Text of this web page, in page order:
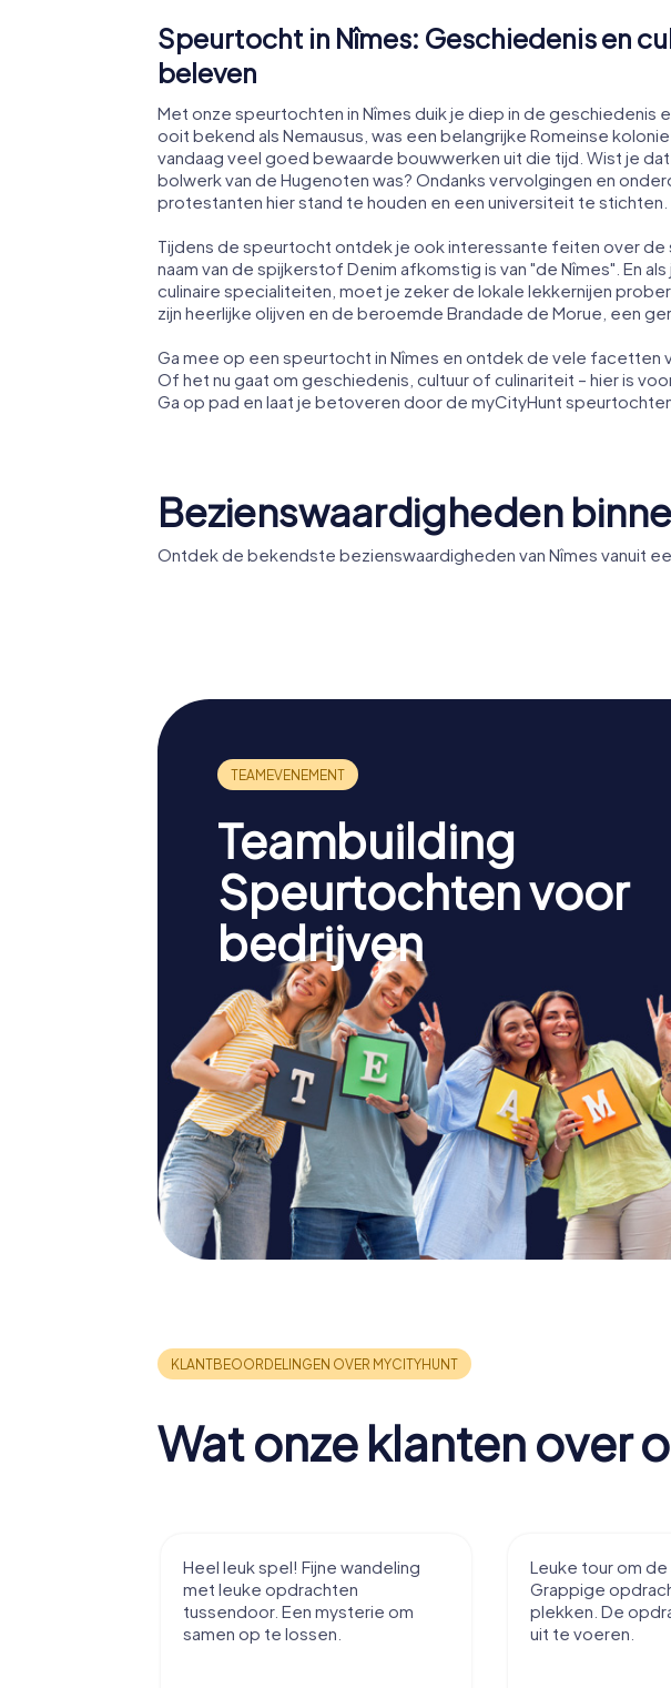
Speurtocht in Nîmes: Geschiedenis en
beleven
Met onze speurtochten in Nîmes duik je diep in de geschiedenis
ooit bekend als Nemausus, was een belangrijke Romeinse
vandaag veel goed bewaarde bouwwerken uit die tijd. Wist je dat
bolwerk van de Hugenoten was? Ondanks vervolgingen en
protestanten hier stand te houden en een universiteit te stichten.
Tijdens de speurtocht ontdek je ook interessante feiten over
naam van de spijkerstof Denim afkomstig is van "de Nîmes". En
culinaire specialiteiten, moet je zeker de lokale lekkernijen
zijn heerlijke olijven en de beroemde Brandade de Morue, een
Ga mee op een speurtocht in Nîmes en ontdek de vele facetten
Of het nu gaat om geschiedenis, cultuur of culinariteit – hier is
Ga op pad en laat je betoveren door de myCityHunt
Bezienswaardigheden
Ontdek de bekendste bezienswaardigheden van Nîmes vanuit
Teambuilding
Speurtochten voor
bedrijven
Wat onze klanten over
Heel leuk spel! Fijne wandeling
met leuke opdrachten
tussendoor. Een mysterie om
samen op te lossen.
Leuke tour om de
Grappige
plekken. De
uit te voeren.